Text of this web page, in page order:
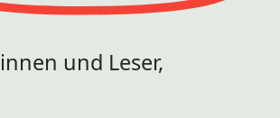
und Leser,